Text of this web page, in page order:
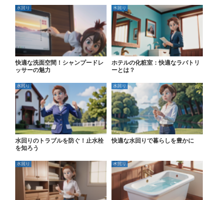
水回り
快適な洗面空間！シャンプードレ
ッサーの魅力
水回り
ホテルの化粧室：快適なラバトリ
ーとは？
水回り
水回りのトラブルを防ぐ！止水栓
を知ろう
水回り
快適な水回りで暮らしを豊かに
水回り 水回り